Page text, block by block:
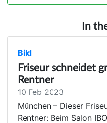
In
Bild
Friseur schneidet
Rentner
10 Feb 2023
München – Dieser
Rentner: Beim Salon